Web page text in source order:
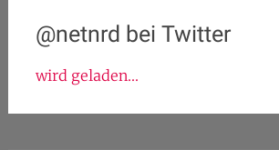
@netnrd bei Twitter
wird geladen...